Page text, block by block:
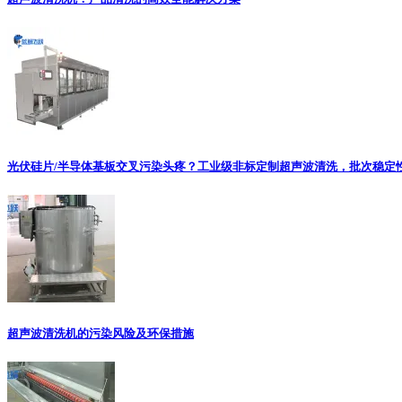
光伏硅片/半导体基板交叉污染头疼？工业级非标定制超声波清洗，批次稳定
超声波清洗机的污染风险及环保措施